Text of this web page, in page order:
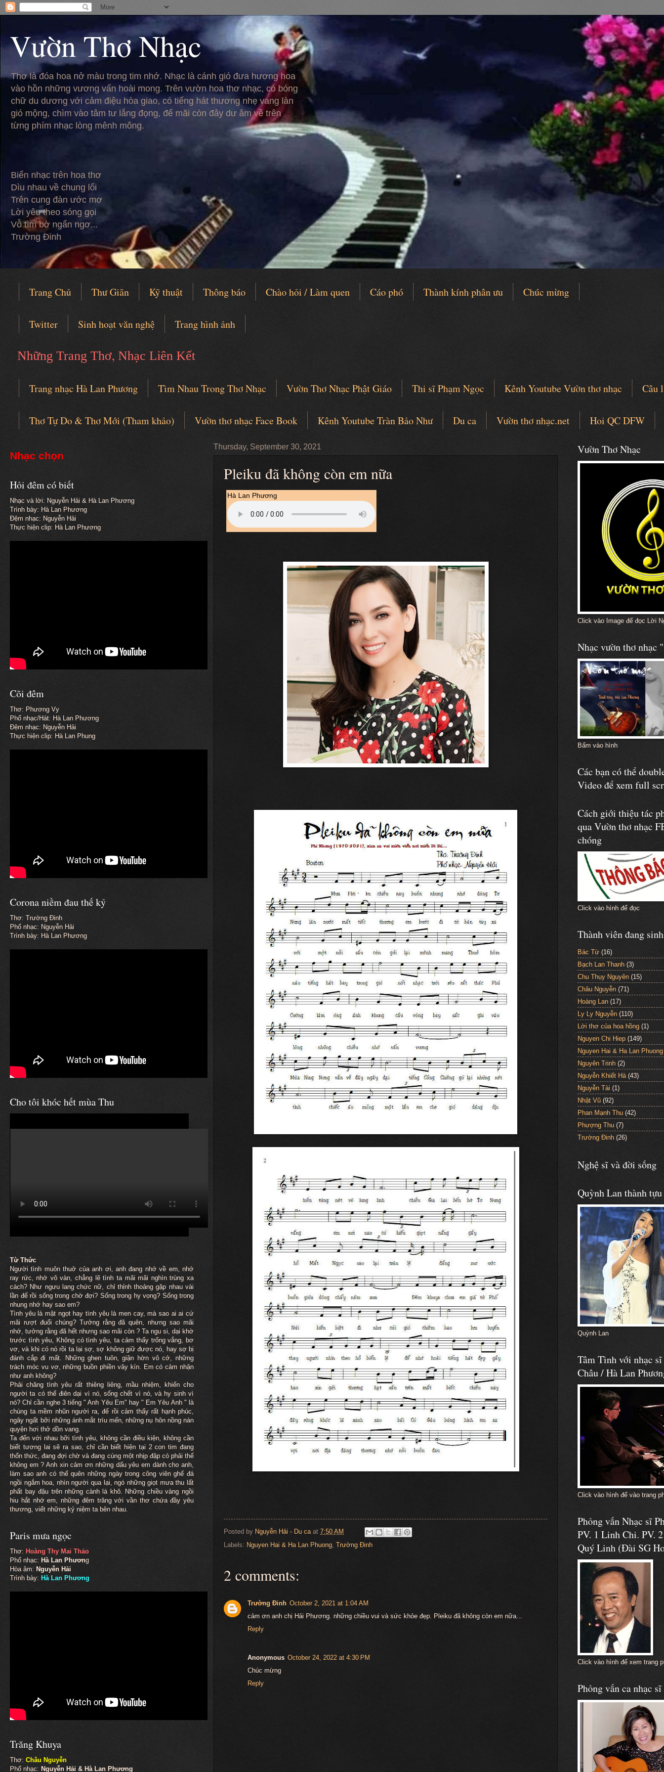
Vườn Thơ Nhạc
Thơ là đóa hoa nở màu trong tim nhớ. Nhạc là cánh gió đưa hương hoa
vào hồn những vương vấn hoài mong. Trên vườn hoa thơ nhạc, có bóng
chữ du dương với cảm điệu hòa giao, có tiếng hát thương nhẹ vang làn
gió mộng, chìm vào tâm tư lắng đọng, để mãi còn đây dư âm về trên
từng phím nhạc lòng mênh mông.
Biển nhạc trên hoa thơ
Dìu nhau về chung lối
Trên cung đàn ước mơ
Lời yêu theo sóng gọi
Vỗ tìm bờ ngẩn ngơ...
Trường Đinh
Trang Chủ Thư Giãn Kỹ thuật Thông báo Chào hỏi / Làm quen Cáo phó Thành kính phân ưu Chúc mừng
Twitter Sinh hoạt văn nghệ Trang hình ảnh
Những Trang Thơ, Nhạc Liên Kết
Trang nhạc Hà Lan Phương Tìm Nhau Trong Thơ Nhạc Vườn Thơ Nhạc Phật Giáo Thi sĩ Phạm Ngọc Kênh Youtube Vườn thơ nhạc
Câu
Thơ Tự Do & Thơ Mới (Tham khảo)
Vườn thơ nhạc Face Book Kênh Youtube Tràn Bảo Như Du ca Vườn thơ nhạc.net Hoi QC DFW
Thursday, September 30, 2021
Pleiku đã không còn em nữa
Hà Lan Phương
Posted by Nguyễn Hải - Du ca at 7:50 AM
Labels: Nguyen Hai & Ha Lan Phuong Trường Đinh
2 comments:
Trường Đinh October 2, 2021 at 1:04 AM
cảm ơn anh chị Hải Phương. những chiều vui và sức khỏe đẹp. Pleiku đã không còn em nữa...
Reply
Anonymous October 24, 2022 at 4:30 PM
Chúc mừng
Reply
Nhạc chọn
Hỏi đêm có biết
Nhạc và lời: Nguyễn Hải & Hà Lan Phương
Trình bày: Hà Lan Phương
Đệm nhạc: Nguyễn Hải
Thực hiện clip: Hà Lan Phương
Cõi đêm
Thơ: Phương Vy
Phổ nhạc/Hát: Hà Lan Phương
Đệm nhạc: Nguyễn Hải
Thực hiện clip: Hà Lan Phung
Corona niềm đau thế kỷ
Thơ: Trường Đinh
Phổ nhạc: Nguyễn Hải
Trình bày: Hà Lan Phương
Cho tôi khóc hết mùa Thu
Từ Thức
Người tình muônthuở của anh ơi, anh đang nhớ về em, nhớ
ray rức, nhớ vô vàn, chẳng lẽ tình ta mãi mãi nghìn trùng xa
cách? Như ngưu lang chức nữ, chỉ thỉnh thoảng gặp nhau vài
lần để rồi sống trong chờ đợi? Sống trong hy vọng? Sống trong
nhung nhớ hay sao em?
Tình yêu là mật ngọt hay tình yêu là men cay, mà sao ai ai cứ
mãi rượt đuổi chúng? Tưởng rằng đã quên, nhưng sao mãi
nhớ, tưởng rằng đã hết nhưng sao mãi còn ? Ta ngu si, dại khờ
trước tình yêu, Không có tình yêu, ta cảm thấy trống vắng, bơ
vơ, và khi có nó rồi ta lại sợ, sợ không giữ được nó, hay sợ bị
đánh cắp đi mất. Những ghen tuôn, giận hờn vô cớ, những
trách móc vu vơ, những buồn phiền vây kín. Em có cảm nhận
như anh không?
Phải chăng tình yêu rất thiêng liêng, mầu nhiệm, khiến cho
người ta có thể điên dại vì nó, sống chết vì nó, và hy sinh vì
nó? Chỉ cần nghe 3 tiếng " Anh Yêu Em" hay " Em Yêu Anh " là
chúng ta mềm nhũn người ra, để rồi cảm thấy rất hạnh phúc,
ngây ngất bỡi những ánh mắt trìu mến, những nụ hôn nồng nàn
quyện hơi thở dồn vang.
Ta đến với nhau bỡi tình yêu, không cần điều kiện, không cần
biết tương lai sẽ ra sao, chỉ cần biết hiện tại 2 con tim đang
thổn thức, đang đợi chờ và đang cùng một nhịp đập có phải thế
không em ? Anh xin cảm ơn những dấu yêu em dành cho anh,
làm sao anh có thể quên những ngày trong công viên ghế đá
ngồi ngắm hoa, nhìn người qua lại, ngó những giọt mưa thu lất
phất bay đậu trên những cành lá khô. Những chiều vàng ngồi
hiu hắt nhớ em, những đêm trăng với vần thơ chứa đầy yêu
thương, viết những kỷ niệm ta bên nhau.
Paris mưa ngọc
Thơ: Hoàng Thy Mai Thảo
Phổ nhạc: Hà Lan Phương
Hòa âm: Nguyễn Hải
Trình bày: Hà Lan Phương
Trăng Khuya
Thơ: Châu Nguyễn
Phổ nhạc: Nguyễn Hải & Hà Lan Phương
Vườn Thơ Nhạc
Click vào Image để đọc Lời
Nhạc vườn thơ nhạc
Bấm vào hình
Các bạn có thể
Video để xem full
Cách giới thiệu tác
qua Vườn thơ nhạc
chóng
Click vào hình để đọc
Thành viên đang
Bác Từ (16)
Bạch Lan Thanh (3)
Chu Thụy Nguyên (15)
Châu Nguyễn (71)
Hoàng Lan (17)
Ly Ly Nguyễn (110)
Lời thơ của hoa hồng (1)
Nguyen Chi Hiep (149)
Nguyen Hai & Ha Lan Phuong
Nguyên Trinh (2)
Nguyễn Khiết Hà (43)
Nguyễn Tài (1)
Nhật Vũ (92)
Phan Mạnh Thu (42)
Phượng Thu (7)
Trường Đinh (26)
Nghệ sĩ và đời sống
Quỳnh Lan thành
Quỳnh Lan
Tâm Tình với nhạc
Châu / Hà Lan
Click vào hình để vào trang
Phỏng vấn Nhạc sĩ
PV. 1 Linh Chi. PV.
Quý Linh (Đài SG
Click vào hình để xem trang
Phỏng vấn ca nhạc